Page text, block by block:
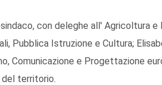
con deleghe all' Agricoltura e
Pubblica Istruzione e Cultura;
Comunicazione e Progettazione
del territorio.